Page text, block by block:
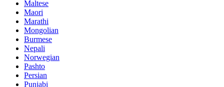
Maltese
Maori
Marathi
Mongolian
Burmese
Nepali
Norwegian
Pashto
Persian
Punjabi